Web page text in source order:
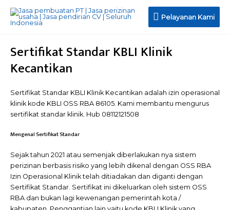
Pelayanan
Pelayanan Kami
Sertifikat Standar KBLI Klinik
Kecantikan
Sertifikat Standar KBLI Klinik Kecantikan adalah izin operasional
klinik kode KBLI OSS RBA 86105. Kami membantu mengurus
sertifikat standar klinik. Hub 08112121508
Mengenal Sertifikat Standar
Sejak tahun 2021 atau semenjak diberlakukan nya sistem
perizinan berbasis risiko yang lebih dikenal dengan OSS RBA
Izin Operasional Klinik telah ditiadakan dan diganti dengan
Sertifikat Standar. Sertifikat ini dikeluarkan oleh sistem OSS
RBA dan bukan lagi kewenangan pemerintah kota /